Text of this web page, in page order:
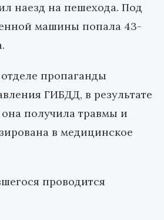
наезд на пешехода. Под
машины попала 43-
пропаганды
ГИБДД, в результате
получила травмы и
в медицинское
проводится